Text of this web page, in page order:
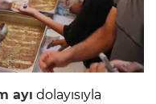
ayı dolayısıyla